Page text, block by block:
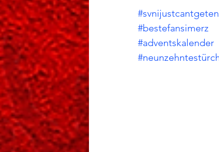
#bestefansimerz
#adventskalender